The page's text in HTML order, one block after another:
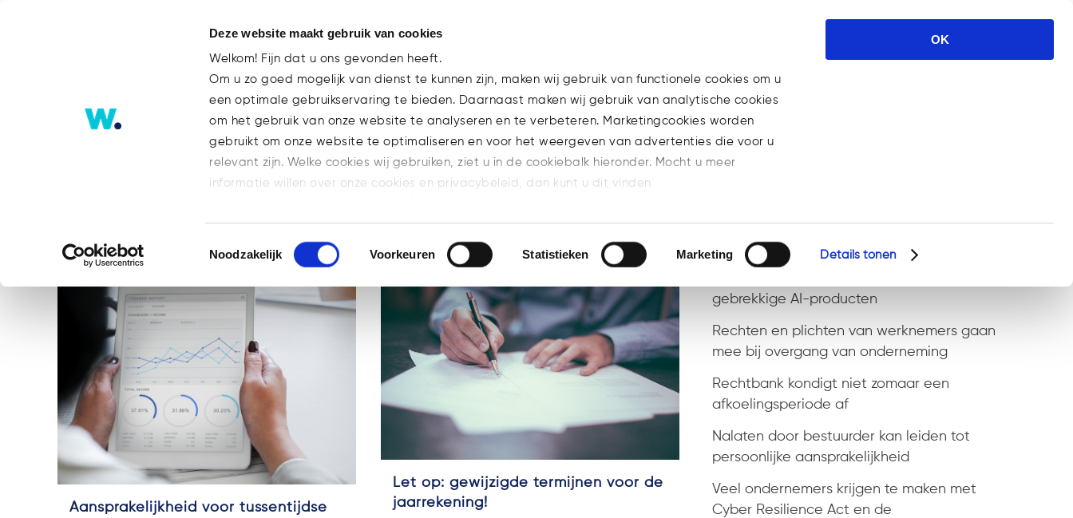
Deze website maakt gebruik van cookies
Welkom! Fijn dat u ons gevonden heeft.
Om u zo goed mogelijk van dienst te kunnen zijn, maken wij gebruik van functionele cookies om u
een optimale gebruikservaring te bieden. Daarnaast maken wij gebruik van analytische cookies
om het gebruik van onze website te analyseren en te verbeteren. Marketingcookies worden
gebruikt om onze website te optimaliseren en voor het weergeven van advertenties die voor u
relevant zijn. Welke cookies wij gebruiken, ziet u in de cookiebalk hieronder. Mocht u meer
informatie willen over onze cookies en privacybeleid, dan kunt u dit vinden
Geef a.u.b. hieronder aan welke cookies u accepteert.
Toestemmingsselectie
Noodzakelijk Voorkeuren Statistieken Marketing Details tonen
OK
Jaarrekening Tag
BLOG FINANCE BRANCHE CARRIERE
EXPERTISE
GEEN ONDERDEEL VAN EEN CATEGORIE
MICA NIEUWS
PUBLICATIES
Aansprakelijkheid voor tussentijdse
Let op: gewijzigde termijnen voor de
jaarrekening!
Recent Posts
gebrekkige AI-producten
Rechten en plichten van werknemers gaan
mee bij overgang van onderneming
Rechtbank kondigt niet zomaar een
afkoelingsperiode af
Nalaten door bestuurder kan leiden tot
persoonlijke aansprakelijkheid
Veel ondernemers krijgen te maken met
Cyber Resilience Act en de